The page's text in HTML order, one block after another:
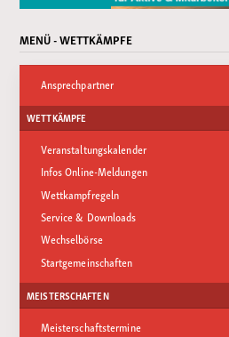
MENÜ - WETTKÄMPFE
Ansprechpartner
WETTKÄMPFE
Veranstaltungskalender
Infos Online-Meldungen
Wettkampfregeln
Service & Downloads
Wechselbörse
Startgemeinschaften
MEISTERSCHAFTEN
Meisterschaftstermine